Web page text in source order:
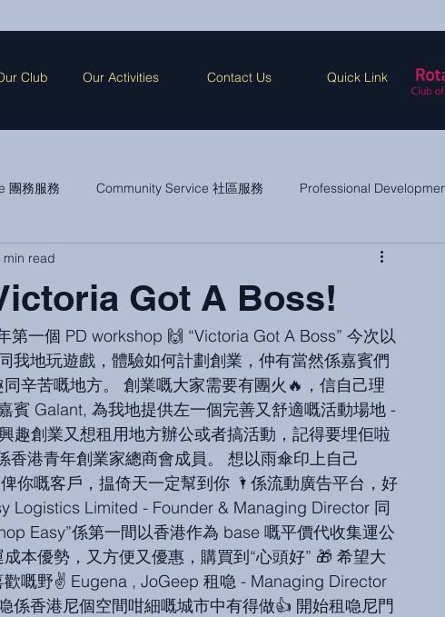
Club Our Activities Contact Us Quick Link
團務服務 Community Service 社區服務 Professional
Got A Boss!
min read
我地玩遊戲，體驗如何計劃創業，仲有當然係嘉賓們
辛苦嘅地方。 創業嘅大家需要有團火🔥，信自己理
賓 Galant, 為我地提供左一個完善又舒適嘅活動場地 -
趣創業又想租用地方辦公或者搞活動，記得要埋佢啦
港青年創業家總商會成員。 想以雨傘印上自己
你嘅客戶，揾倚天一定幫到你 🌂係流動廣告平台，好
Logistics Limited - Founder & Managing Director 同
Easy”係第一間以香港作為 base 嘅平價代收集運公
本優勢，又方便又優惠，購買到“心頭好” 🎁 希望大
嘅野✌ Eugena , JoGeep 租喼 - Managing Director
係香港尼個空間咁細嘅城市中有得做👍 開始租喼尼門